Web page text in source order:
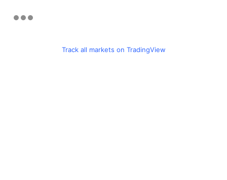
Track all markets on TradingView